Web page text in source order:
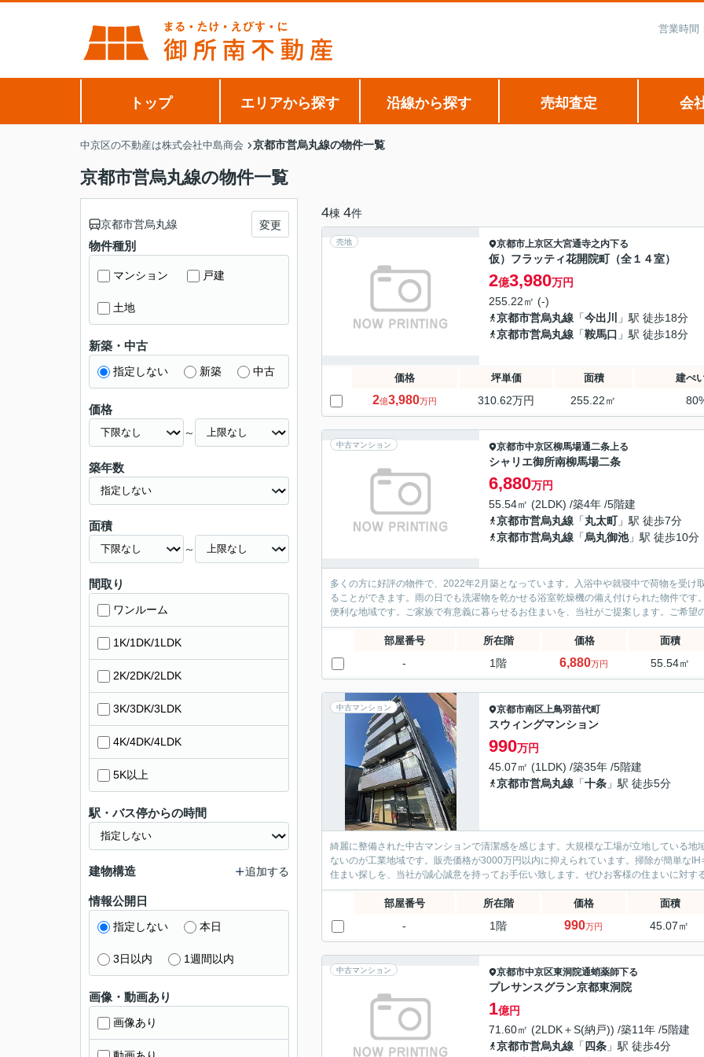
営業時間
トップ エリアから探す 沿線から探す 売却査定 会
中京区の不動産は株式会社中島商会 京都市営烏丸線の物件一覧
京都市営烏丸線の物件一覧
4棟 4件
売地 京都市上京区大宮通寺之内下る
仮）フラッティ花開院町（全１４室）
2億3,980万円
255.22㎡ (-)
京都市営烏丸線 「今出川
」駅 徒歩18分
京都市営烏丸線 「鞍馬口 」駅 徒歩18分
価格 坪単価 面積 建ぺ
2億3,980万円 310.62万円 255.22㎡
中古マンション 京都市中京区柳馬場通二条上る
シャリエ御所南柳馬場二条
6,880万円
55.54㎡ (2LDK) /築4年 /5階建
京都市営烏丸線 「丸太町」駅 徒歩7分
京都市営烏丸線 「烏丸御池」駅 徒歩10分
多くの方に好評の物件で、2022年2月築となっています。入浴中や就寝中で荷物を受
ることができます。雨の日でも洗濯物を乾かせる浴室乾燥機の備え付けられた物件で
便利な地域です。ご家族で有意義に暮らせるお住まいを、当社がご提案します。ご希
部屋番号 所在階 価格 面積
- 1階 6,880万円 55.54㎡
中古マンション 京都市南区上鳥羽苗代町
スウィングマンション
990万円
45.07㎡ (1LDK) /築35年 /5階建
京都市営烏丸線 「十条 」駅 徒歩5分
綺麗に整備された中古マンションで清潔感を感じます。大規模な工場が立地している
ないのが工業地域です。販売価格が3000万円以内に抑えられています。掃除が簡単な
住まい探しを、当社が誠心誠意を持ってお手伝い致します。ぜひお客様の住まいに対す
部屋番号 所在階 価格 面積
- 1階 990万円 45.07㎡
中古マンション 京都市中京区東洞院通蛸薬師下る
プレサンスグラン京都東洞院
1億円
71.60㎡ (2LDK＋S(納戸)) /築11年 /5階建
京都市営烏丸線 「 四条 」駅 徒歩4分
京都市営烏丸線 変更
物件種別
マンション 戸建
土地
新築・中古
指定しない 新築 中古
価格
～
築年数
面積
～
間取り
ワンルーム
1K/1DK/1LDK
2K/2DK/2LDK
3K/3DK/3LDK
4K/4DK/4LDK
5K以上
駅・バス停からの時間
建物構造 追加する
情報公開日
指定しない 本日
3日以内 1週間以内
画像・動画あり
画像あり